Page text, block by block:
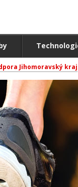
Jihomoravský kraj